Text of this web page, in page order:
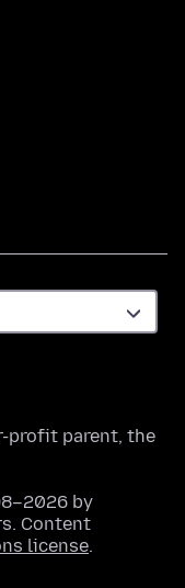
profit parent, the
by
Content
license.